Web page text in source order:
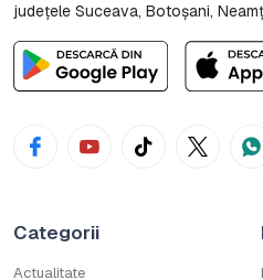
județele Suceava, Botoşani,
Categorii
Actualitate